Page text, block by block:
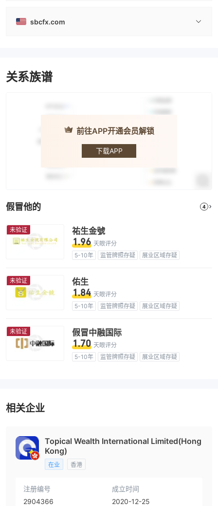
sbcfx.com
关系族谱
前往APP开通会员解锁
下载APP
假冒他的 4
未验证 祐生金號
1.96 天眼评分
5-10年
监管牌照存疑
展业区域存疑
未验证
佑生
1.84 天眼评分
5-10年
监管牌照存疑
展业区域存疑
未验证
假冒中融国际
1.70 天眼评分
5-10年
监管牌照存疑
展业区域存疑
相关企业
Topical Wealth International Limited(Hong
Kong)
在业 香港
注册编号
2904366
成立时间
2020-12-25